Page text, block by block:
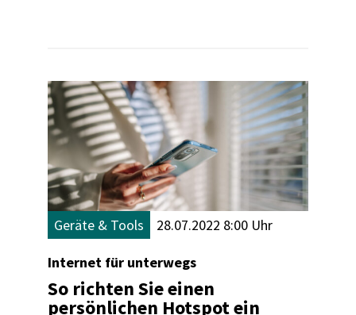
Geräte & Tools 28.07.2022 8:00 Uhr
Internet für unterwegs
So richten Sie einen
persönlichen Hotspot ein